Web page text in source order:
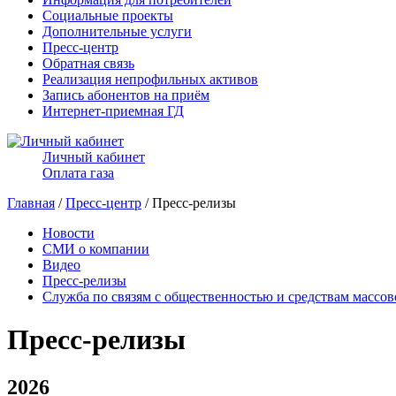
Социальные проекты
Дополнительные услуги
Пресс-центр
Обратная связь
Реализация непрофильных активов
Запись абонентов на приём
Интернет-приемная ГД
Личный кабинет
Оплата газа
Главная /Пресс-центр / Пресс-релизы
Новости
СМИ о компании
Видео
Пресс-релизы
Служба по связям с общественностью и средствам
Пресс-релизы
2026